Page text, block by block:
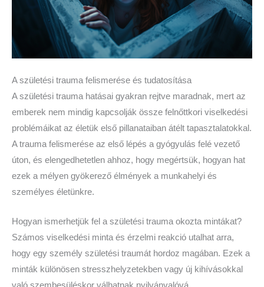
A születési trauma felismerése és tudatosítása
A születési trauma hatásai gyakran rejtve maradnak, mert az
emberek nem mindig kapcsolják össze felnőttkori viselkedési
problémáikat az életük első pillanataiban átélt tapasztalatokkal.
A trauma felismerése az első lépés a gyógyulás felé vezető
úton, és elengedhetetlen ahhoz, hogy megértsük, hogyan hat
ezek a mélyen gyökerező élmények a munkahelyi és
személyes életünkre.
Hogyan ismerhetjük fel a születési trauma okozta mintákat?
Számos viselkedési minta és érzelmi reakció utalhat arra,
hogy egy személy születési traumát hordoz magában. Ezek a
minták különösen stresszhelyzetekben vagy új kihívásokkal